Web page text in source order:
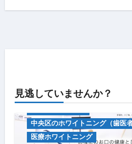
見逃していませんか？
中央区のホワイトニング（歯医
医療ホワイトニング